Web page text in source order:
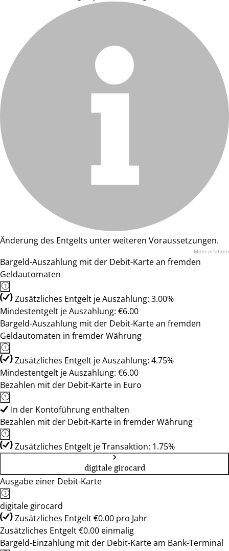
Änderung des Entgelts unter weiteren Voraussetzungen.
Mehr erfahren
Bargeld-Auszahlung mit der Debit-Karte an fremden
Geldautomaten
Zusätzliches Entgelt je Auszahlung: 3.00%
Mindestentgelt je Auszahlung: €6.00
Bargeld-Auszahlung mit der Debit-Karte an fremden
Geldautomaten in fremder Währung
Zusätzliches Entgelt je Auszahlung: 4.75%
Mindestentgelt je Auszahlung: €6.00
Bezahlen mit der Debit-Karte in Euro
In der Kontoführung enthalten
Bezahlen mit der Debit-Karte in fremder Währung
Zusätzliches Entgelt je Transaktion: 1.75%
digitale girocard
Ausgabe einer Debit-Karte
digitale girocard
Zusätzliches Entgelt €0.00 pro Jahr
Zusätzliches Entgelt €0.00 einmalig
Bargeld-Einzahlung mit der Debit-Karte am Bank-Terminal